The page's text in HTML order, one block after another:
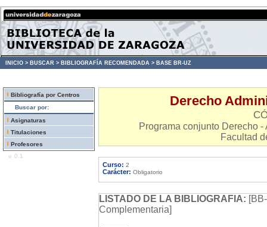
INICIO > BUSCAR > BIBLIOGRAFÍA RECOMENDADA > BASE BR-UZ
Bibliografía por Centros
Buscar por:
Asignaturas
Titulaciones
Profesores
v. 0.1
Derecho
Programa conjunto Derecho
Facultad
Curso: 2
Carácter: Obligatorio
LISTADO DE LA BIBLIOGRAFIA:
Complementaria]